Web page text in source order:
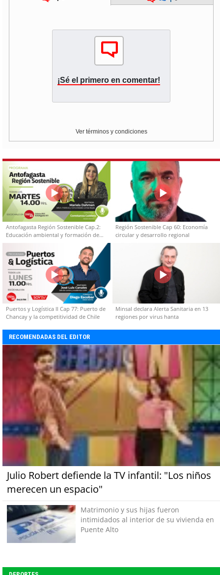
¡Sé el primero en comentar!
Ver términos y condiciones
Antofagasta Región Sostenible Cap.2:
Educación ambiental y formación de
capacidades técnicas
Región Sostenible Cap 60: Economía
circular y desarrollo regional
Puertos y Logística II Cap 77: Puerto de
Chancay y la competitividad de Chile
Minsal declara Alerta Sanitaria en 13
regiones por virus hanta
RECOMENDADAS DEL EDITOR
Julio Robert defiende la TV infantil: "Los niños
merecen un espacio"
Matrimonio y sus hijas fueron
intimidados al interior de su vivienda en
Puente Alto